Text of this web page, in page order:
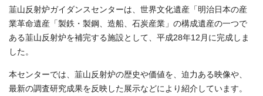
韮山反射炉ガイダンスセンターは、世界文化遺産「明治日本の産
業革命遺産「製鉄・製鋼、造船、石炭産業」の構成遺産の一つで
ある韮山反射炉を補完する施設として、平成28年12月に完成しま
した。
本センターでは、韮山反射炉の歴史や価値を、迫力ある映像や、
最新の調査研究成果を反映した展示などにより紹介しています。